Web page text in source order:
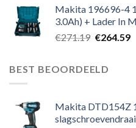
Makita 196696-4
3.0Ah) + Lader In
€271.19
€271.19.
€264.59
BEST BEOORDEELD
Makita DTD154Z